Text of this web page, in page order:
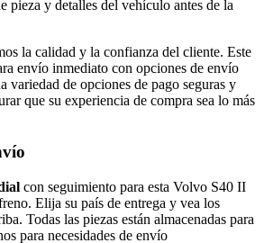
pieza y detalles del vehículo antes de la
la calidad y la confianza del cliente. Este
envío inmediato con opciones de envío
variedad de opciones de pago seguras y
que su experiencia de compra sea lo más
con seguimiento para esta Volvo S40 II
Elija su país de entrega y vea los
Todas las piezas están almacenadas para
para necesidades de envío